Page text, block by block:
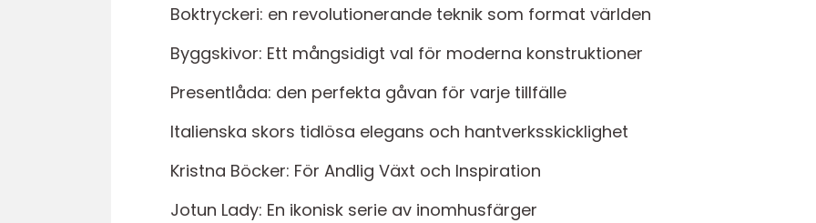
Boktryckeri: en revolutionerande teknik som format världen
Byggskivor: Ett mångsidigt val för moderna konstruktioner
Presentlåda: den perfekta gåvan för varje tillfälle
Italienska skors tidlösa elegans och hantverksskicklighet
Kristna Böcker: För Andlig Växt och Inspiration
Jotun Lady: En ikonisk serie av inomhusfärger